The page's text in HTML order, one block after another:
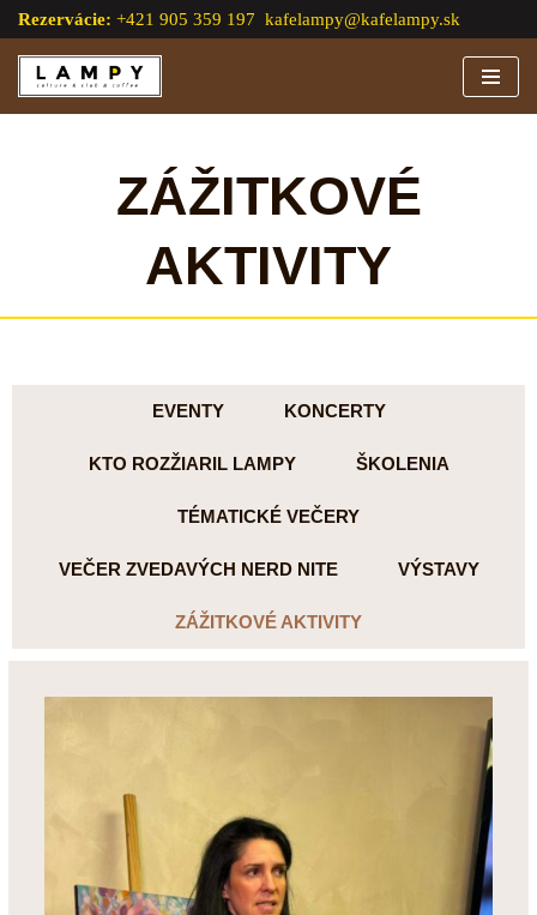
Preskočiť
na
Rezervácie: +421 905 359 197 kafelampy@kafelampy.sk
ZÁŽITKOVÉ
AKTIVITY
EVENTY KONCERTY
KTO ROZŽIARIL LAMPY ŠKOLENIA
TÉMATICKÉ VEČERY
VEČER ZVEDAVÝCH NERD NITE VÝSTAVY
ZÁŽITKOVÉ AKTIVITY